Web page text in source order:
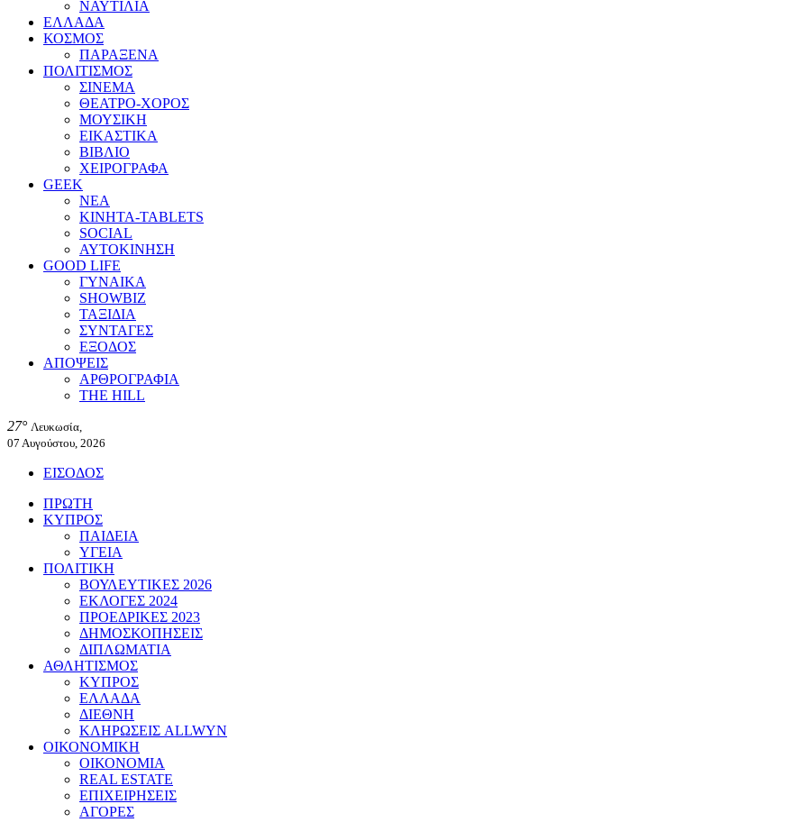
ΝΑΥΤΙΛΙΑ
ΕΛΛΑΔΑ
ΚΟΣΜΟΣ
ΠΑΡΑΞΕΝΑ
ΠΟΛΙΤΙΣΜΟΣ
ΣΙΝΕΜΑ
ΘΕΑΤΡΟ-ΧΟΡΟΣ
ΜΟΥΣΙΚΗ
ΕΙΚΑΣΤΙΚΑ
ΒΙΒΛΙΟ
ΧΕΙΡΟΓΡΑΦΑ
GEEK
ΝΕΑ
ΚΙΝΗΤΑ-TABLETS
SOCIAL
ΑΥΤΟΚΙΝΗΣΗ
GOOD LIFE
ΓΥΝΑΙΚΑ
SHOWBIZ
ΤΑΞΙΔΙΑ
ΣΥΝΤΑΓΕΣ
ΕΞΟΔΟΣ
ΑΠΟΨΕΙΣ
ΑΡΘΡΟΓΡΑΦΙΑ
THE HILL
27° Λευκωσία,
07 Αυγούστου, 2026
ΕΙΣΟΔΟΣ
ΠΡΩΤΗ
ΚΥΠΡΟΣ
ΠΑΙΔΕΙΑ
ΥΓΕΙΑ
ΠΟΛΙΤΙΚΗ
ΒΟΥΛΕΥΤΙΚΕΣ 2026
ΕΚΛΟΓΕΣ 2024
ΠΡΟΕΔΡΙΚΕΣ 2023
ΔΗΜΟΣΚΟΠΗΣΕΙΣ
ΔΙΠΛΩΜΑΤΙΑ
ΑΘΛΗΤΙΣΜΟΣ
ΚΥΠΡΟΣ
ΕΛΛΑΔΑ
ΔΙΕΘΝΗ
ΚΛΗΡΩΣΕΙΣ ALLWYN
ΟΙΚΟΝΟΜΙΚΗ
ΟΙΚΟΝΟΜΙΑ
REAL ESTATE
ΕΠΙΧΕΙΡΗΣΕΙΣ
ΑΓΟΡΕΣ